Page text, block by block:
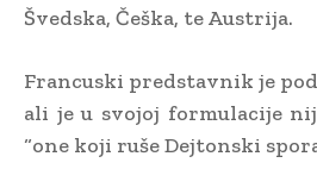
Švedska, Češka, te Austrija.
Francuski predstavnik je
ali je u svojoj formulacije
“one koji ruše Dejtonski